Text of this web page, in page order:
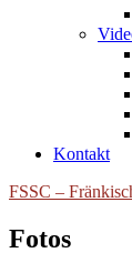
Kontakt
FSSC –
Fotos